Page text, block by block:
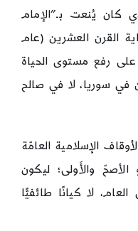
كان يُنعت بـ”الإمام
القرن العشرين (عام
على رفع مستوى الحياة
في سوريا، لا في صالح
الإسلامية العامّة
والأَولى؛ ليكون
لا كيانًا طائفيًّا